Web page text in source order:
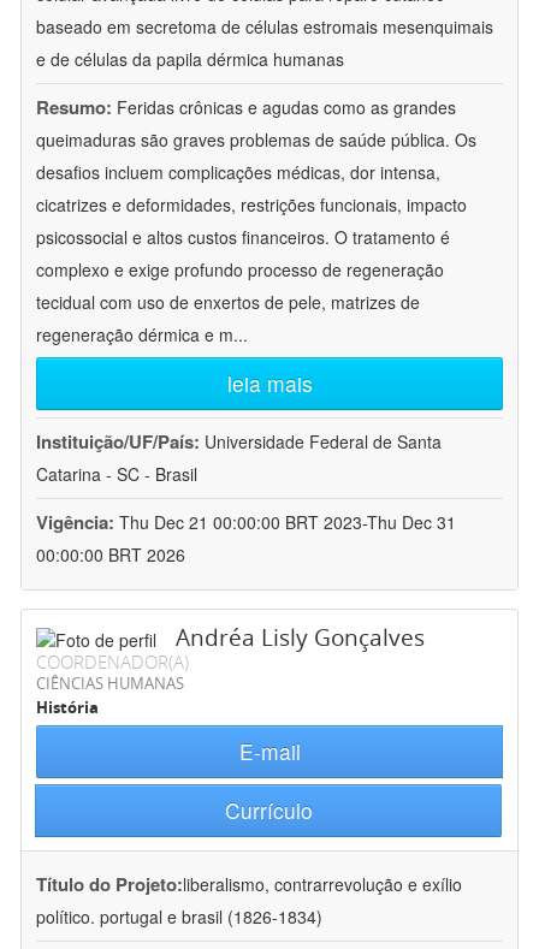
baseado em secretoma de células estromais mesenquimais
e de células da papila dérmica humanas
Resumo: Feridas crônicas e agudas como as grandes
queimaduras são graves problemas de saúde pública. Os
desafios incluem complicações médicas, dor intensa,
cicatrizes e deformidades, restrições funcionais, impacto
psicossocial e altos custos financeiros. O tratamento é
complexo e exige profundo processo de regeneração
tecidual com uso de enxertos de pele, matrizes de
regeneração dérmica e m...
leia mais
Instituição/UF/País: Universidade Federal de Santa
Catarina - SC - Brasil
Vigência: Thu Dec 21 00:00:00 BRT 2023-Thu Dec 31
00:00:00 BRT 2026
Andréa Lisly Gonçalves
COORDENADOR(A)
CIÊNCIAS HUMANAS
História
E-mail
Currículo
Título do Projeto:liberalismo, contrarrevolução e exílio
político. portugal e brasil (1826-1834)